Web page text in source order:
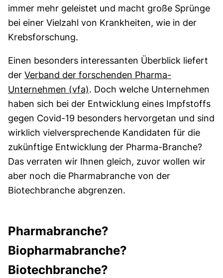
immer mehr geleistet und macht große Sprünge
bei einer Vielzahl von Krankheiten, wie in der
Krebsforschung.
Einen besonders interessanten Überblick liefert
der Verband der forschenden Pharma-
Unternehmen (vfa). Doch welche Unternehmen
haben sich bei der Entwicklung eines Impfstoffs
gegen Covid-19 besonders hervorgetan und sind
wirklich vielversprechende Kandidaten für die
zukünftige Entwicklung der Pharma-Branche?
Das verraten wir Ihnen gleich, zuvor wollen wir
aber noch die Pharmabranche von der
Biotechbranche abgrenzen.
Pharmabranche?
Biopharmabranche?
Biotechbranche?